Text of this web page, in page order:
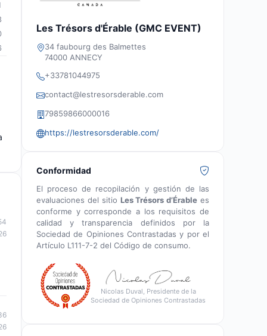
Les Trésors d'Érable (GMC EVENT)
34 faubourg des Balmettes
74000 ANNECY
+33781044975
contact@lestresorsderable.com
79859866000016
https://lestresorsderable.com/
Conformidad
El proceso de recopilación y gestión de las
evaluaciones del sitio Les Trésors d’Érable es
conforme y corresponde a los requisitos de
calidad y transparencia definidos por la
Sociedad de Opiniones Contrastadas y por el
Artículo L111-7-2 del Código de consumo.
Nicolas Duval, Presidente de la
Sociedad de Opiniones Contrastadas